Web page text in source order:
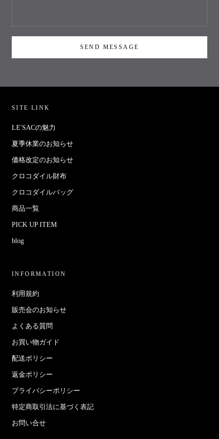
SEND MESSAGE
SITE LINK
LE'SACの魅力
夏季休業のお知らせ
価格改定のお知らせ
クロコダイル財布
クロコダイルバッグ
商品一覧
PICK UP ITEM
blog
INFORMATION
利用規約
販売会のお知らせ
よくある質問
お買い物ガイド
配送ポリシー
返金ポリシー
プライバシーポリシー
特定商取引法に基づく表記
お問い合せ